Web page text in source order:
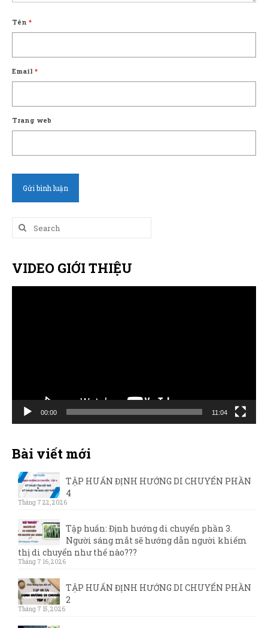
Tên *
Email *
Trang web
Search
for:
VIDEO GIỚI THIỆU
00:00 11:04
Bài viết mới
TẬP HUẤN ĐỊNH HƯỚNG DI CHUYỂN PHẦN
4
Tháng 7 22, 2026
Tập huấn: Định hướng di chuyển phần 3.
Người sáng mắt sẽ hướng dẫn người khiếm
thị di chuyển như thế nào???
Tháng 7 16, 2026
TẬP HUẤN ĐỊNH HƯỚNG DI CHUYỂN PHẦN
2
Tháng 7 15, 2026